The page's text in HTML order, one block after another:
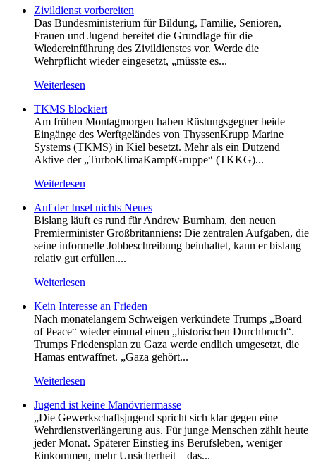
Zivildienst vorbereiten
Das Bundesministerium für Bildung, Familie, Senioren,
Frauen und Jugend bereitet die Grundlage für die
Wiedereinführung des Zivildienstes vor. Werde die
Wehrpflicht wieder eingesetzt, „müsste es...
Weiterlesen
TKMS blockiert
Am frühen Montagmorgen haben Rüstungsgegner beide
Eingänge des Werftgeländes von ThyssenKrupp Marine
Systems (TKMS) in Kiel besetzt. Mehr als ein Dutzend
Aktive der „TurboKlimaKampfGruppe“ (TKKG)...
Weiterlesen
Auf der Insel nichts Neues
Bislang läuft es rund für Andrew Burnham, den neuen
Premierminister Großbritanniens: Die zentralen Aufgaben, die
seine informelle Jobbeschreibung beinhaltet, kann er bislang
relativ gut erfüllen....
Weiterlesen
Kein Inte­resse an Frieden
Nach monatelangem Schweigen verkündete Trumps „Board
of Peace“ wieder einmal einen „historischen Durchbruch“.
Trumps Friedensplan zu Gaza werde endlich umgesetzt, die
Hamas entwaffnet. „Gaza gehört...
Weiterlesen
Jugend ist keine Manövriermasse
„Die Gewerkschaftsjugend spricht sich klar gegen eine
Wehrdienstverlängerung aus. Für junge Menschen zählt heute
jeder Monat. Späterer Einstieg ins Berufsleben, weniger
Einkommen, mehr Unsicherheit – das...